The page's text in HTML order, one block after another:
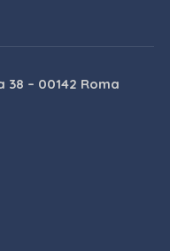
– 00142 Roma